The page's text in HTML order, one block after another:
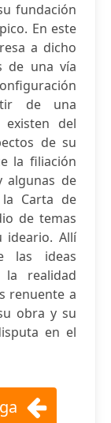
fundación
En este
a dicho
de una vía
de una
del
de su
la filiación
algunas de
Carta de
de temas
ideario. Allí
las ideas
realidad
renuente a
obra y su
en el